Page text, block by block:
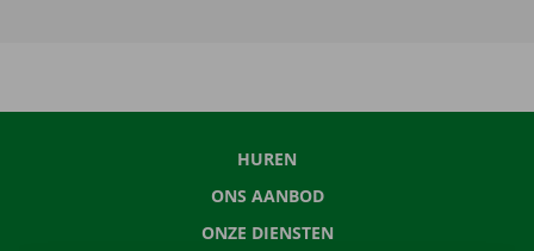
HUREN
ONS AANBOD
ONZE DIENSTEN